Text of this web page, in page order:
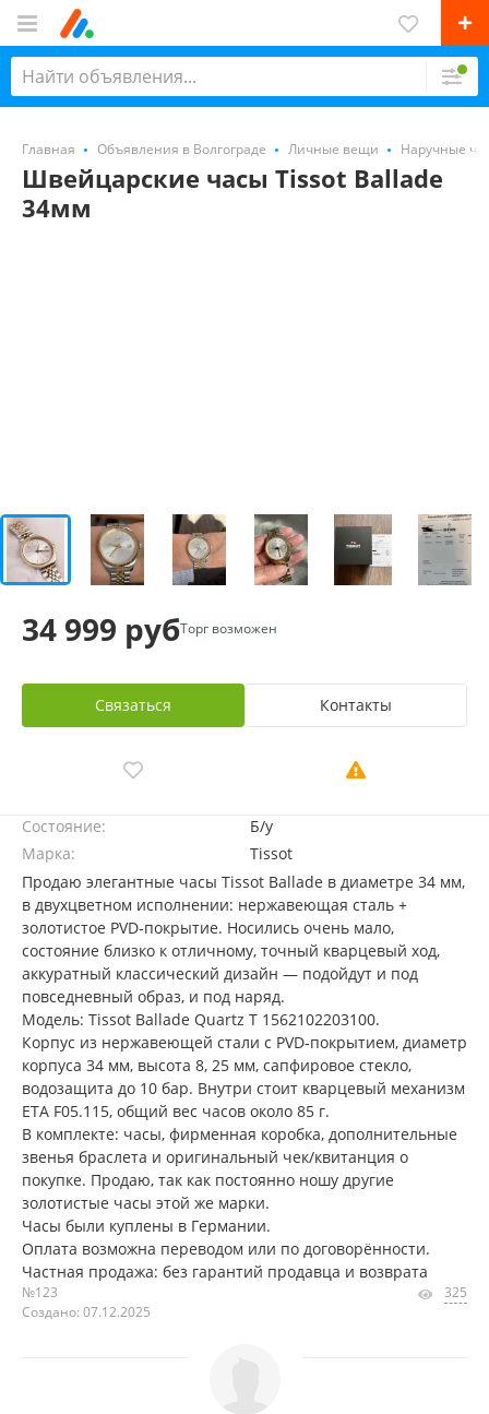
Главная Объявления в Волгограде Личные вещи Наручные
Швейцарские часы Tissot Ballade
34мм
34 999 рубТорг возможен
Связаться Контакты
Состояние:
Б/у
Марка:
Tissot
Продаю элегантные часы Tissot Ballade в диаметре 34 мм,
в двухцветном исполнении: нержавеющая сталь +
золотистое PVD‑покрытие. Носились очень мало,
состояние близко к отличному, точный кварцевый ход,
аккуратный классический дизайн — подойдут и под
повседневный образ, и под наряд.
Модель: Tissot Ballade Quartz T 1562102203100.
Корпус из нержавеющей стали с PVD‑покрытием, диаметр
корпуса 34 мм, высота 8, 25 мм, сапфировое стекло,
водозащита до 10 бар. Внутри стоит кварцевый механизм
ETA F05.115, общий вес часов около 85 г.
В комплекте: часы, фирменная коробка, дополнительные
звенья браслета и оригинальный чек/квитанция о
покупке. Продаю, так как постоянно ношу другие
золотистые часы этой же марки.
Часы были куплены в Германии.
Оплата возможна переводом или по договорённости.
Частная продажа: без гарантий продавца и возврата
№123
Создано: 07.12.2025
325